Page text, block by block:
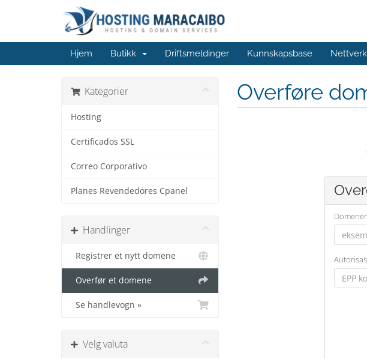
Hjem Butikk Driftsmeldinger Kunnskapsbase
Kategorier
Hosting
Certificados SSL
Correo Corporativo
Planes Revendedores Cpanel
Handlinger
Registrer et nytt domene
Overfør et domene
Se handlevogn »
Velg valuta
Overføre